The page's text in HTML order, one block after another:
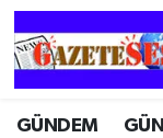
GÜNDEM